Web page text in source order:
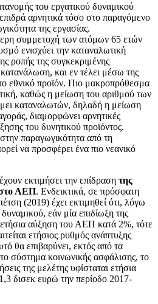
του εργατικού δυναμικού
αρνητικά τόσο στο παραγόμενο
της εργασίας.
συμμετοχή των ατόμων 65 ετών
ενισχύει την καταναλωτική
ροπής της συγκεκριμένης
και εν τέλει μέσω της
εθνικό προϊόν. Πιο μακροπρόθεσμα
καθώς η μείωση του αριθμού των
καταναλωτών, δηλαδή η μείωση
διαμορφώνει αρνητικές
του δυνητικού προϊόντος.
παραγωγικότητα από τη
να προσφέρει ένα πιο νεανικό
εκτιμήσει την επίδραση της
ΑΕΠ. Ενδεικτικά, σε πρόσφατη
(2019) έχει εκτιμηθεί ότι, λόγω
εάν μία επιδίωξη της
ετήσια αύξηση του ΑΕΠ κατά 2%, τότε
ετήσιος ρυθμός ανάπτυξης
θα επιβαρύνει, εκτός από τα
σύστημα κοινωνικής ασφάλισης, το
της μελέτης υφίσταται ετήσια
δισεκ ευρώ την περίοδο 2017-